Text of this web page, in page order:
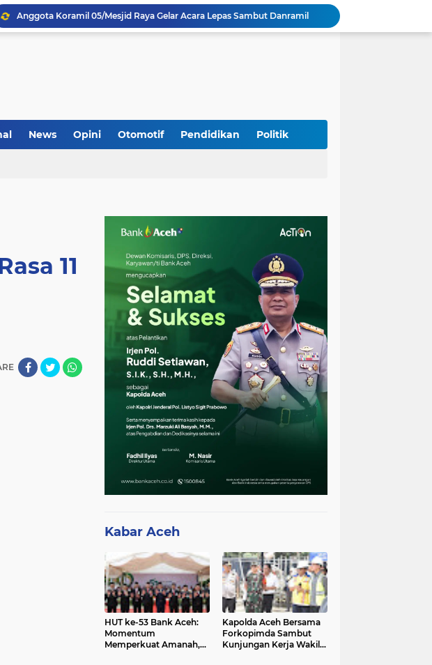
Anggota Koramil 05/Mesjid Raya Gelar Acara Lepas Sambut Danramil
Dukung Generasi Sehat, Babinsa Seulimeum Dampingi Imunisasi Campak di Tanoh Abee
Silaturahmi Lintas Sektor di Kuta Alam, TNI–Polri dan Desa Perkokoh Kebersamaan
News Opini Otomotif Pendidikan Politik
11
Kabar Aceh
HUT ke-53 Bank Aceh:
Momentum
Memperkuat Amanah,
Kapolda Aceh Bersama
Forkopimda Sambut
Kunjungan Kerja Wakil